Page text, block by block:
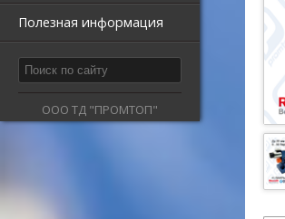
Полезная информация
ООО ТД "ПРОМТОП"